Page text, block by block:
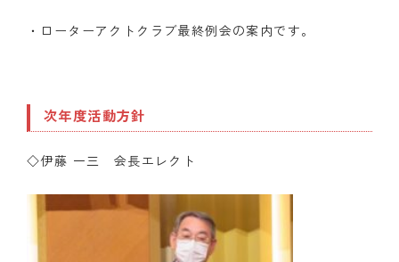
・ローターアクトクラブ最終例会の案内です。
次年度活動方針
◇伊藤 一三 会長エレクト